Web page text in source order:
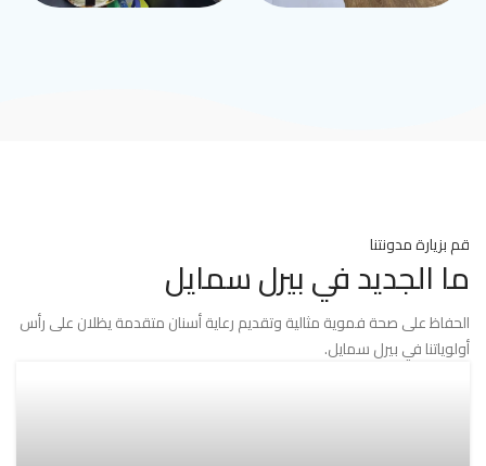
قم بزيارة مدونتنا
ما الجديد في بيرل سمايل
الحفاظ على صحة فموية مثالية وتقديم رعاية أسنان متقدمة يظلان على رأس
أولوياتنا في بيرل سمايل.